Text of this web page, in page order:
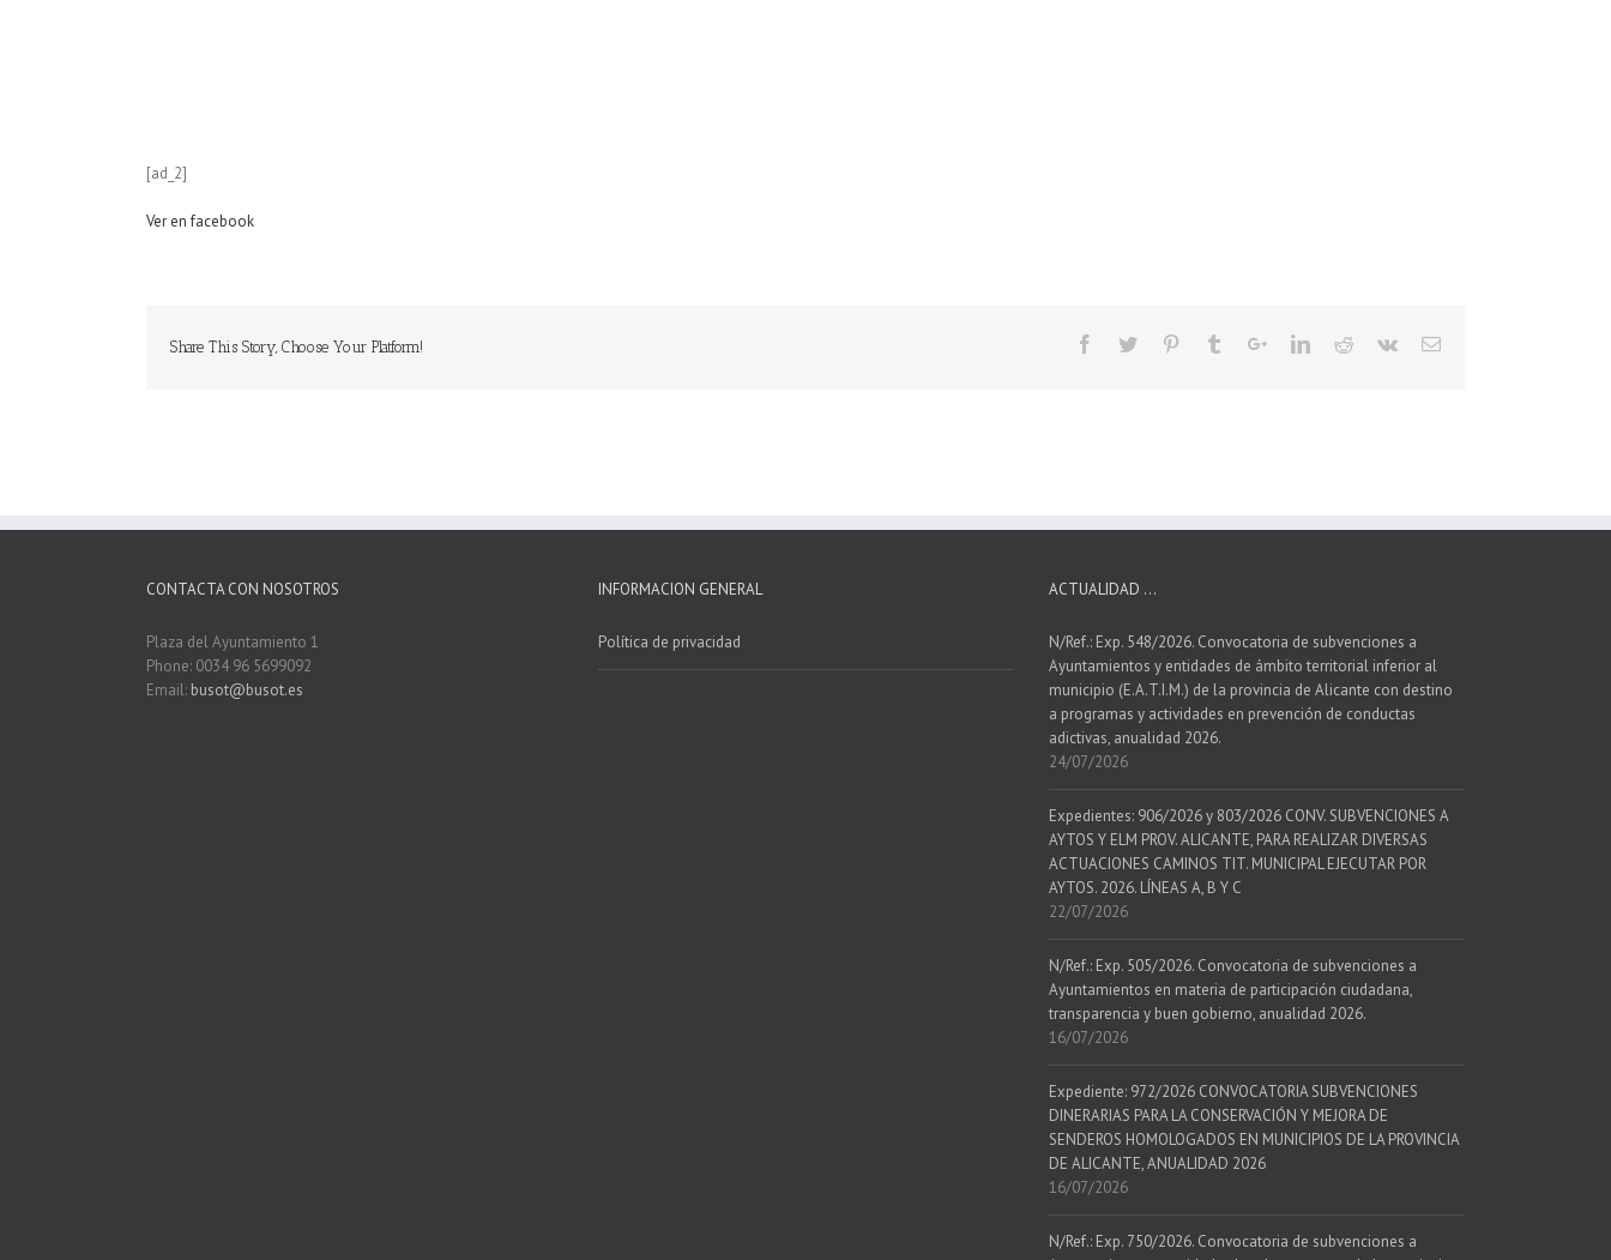
[ad_2]
Ver en facebook
Share This Story, Choose Your Platform!
CONTACTA CON NOSOTROS
Plaza del Ayuntamiento 1
Phone: 0034 96 5699092
Email: busot@busot.es
INFORMACION GENERAL
Política de privacidad
ACTUALIDAD …
N/Ref.: Exp. 548/2026. Convocatoria de subvenciones a
Ayuntamientos y entidades de ámbito territorial inferior al
municipio (E.A.T.I.M.) de la provincia de Alicante con destino
a programas y actividades en prevención de conductas
adictivas, anualidad 2026.
24/07/2026
Expedientes: 906/2026 y 803/2026 CONV. SUBVENCIONES A
AYTOS Y ELM PROV. ALICANTE, PARA REALIZAR DIVERSAS
ACTUACIONES CAMINOS TIT. MUNICIPAL EJECUTAR POR
AYTOS. 2026. LÍNEAS A, B Y C
22/07/2026
N/Ref.: Exp. 505/2026. Convocatoria de subvenciones a
Ayuntamientos en materia de participación ciudadana,
transparencia y buen gobierno, anualidad 2026.
16/07/2026
Expediente: 972/2026 CONVOCATORIA SUBVENCIONES
DINERARIAS PARA LA CONSERVACIÓN Y MEJORA DE
SENDEROS HOMOLOGADOS EN MUNICIPIOS DE LA PROVINCIA
DE ALICANTE, ANUALIDAD 2026
16/07/2026
N/Ref.: Exp. 750/2026. Convocatoria de subvenciones a